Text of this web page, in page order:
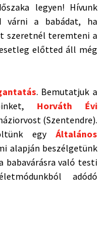
legyen! Hívunk
várni a babádat, ha
szeretnél teremteni a
előtted áll még
. Bemutatjuk a
Horváth Évi
(Szentendre).
egy Általános
alapján beszélgetünk
babavárásra való testi
adódó